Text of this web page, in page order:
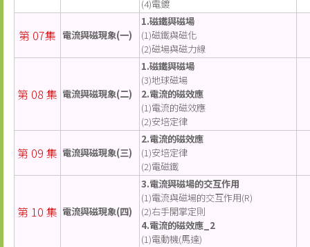
(4)電鍍
第 07集 電流與磁現象(一)
1.磁鐵與磁場
(1)磁鐵與磁化
(2)磁場與磁力線
第 08 集 電流與磁現象(二)
1.磁鐵與磁場
(3)地球磁場
2.電流的磁效應
(1)電流的磁效應
(2)安培定律
第 09 集 電流與磁現象(三)
2.電流的磁效應
(1)安培定律
(2)電磁鐵
第 10 集 電流與磁現象(四)
3.電流與磁場的交互作用
(1)電流與磁場的交互作用(R)
(2)右手開掌定則
4.電流的磁效應_2
(1)電動機(馬達)